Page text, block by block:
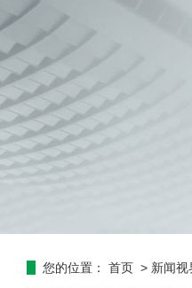
您的位置： 首页 > 新闻视